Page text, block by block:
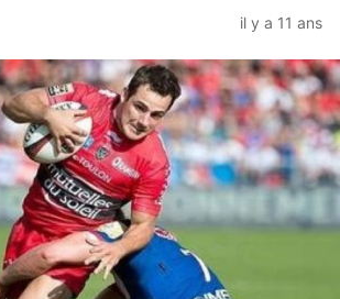
il y a 11 ans